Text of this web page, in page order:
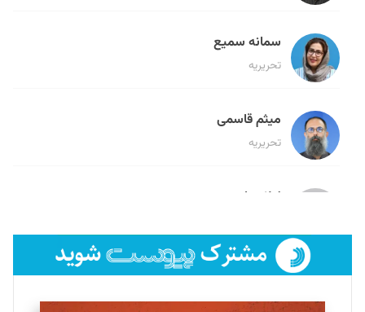
سمانه سمیع
تحریریه
میثم قاسمی
تحریریه
لیلا حنارود
فائزه فتحی رستمی
تحریریه